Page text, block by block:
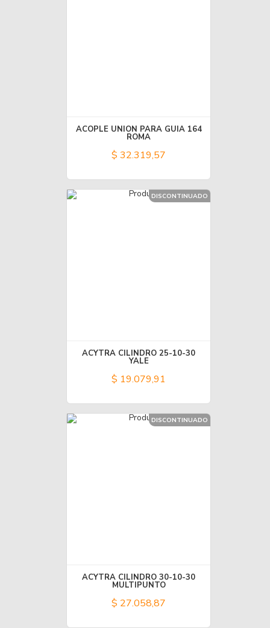
ACOPLE UNION PARA GUIA 164
ROMA
$ 32.319,57
DISCONTINUADO
ACYTRA CILINDRO 25-10-30
YALE
$ 19.079,91
DISCONTINUADO
ACYTRA CILINDRO 30-10-30
MULTIPUNTO
$ 27.058,87